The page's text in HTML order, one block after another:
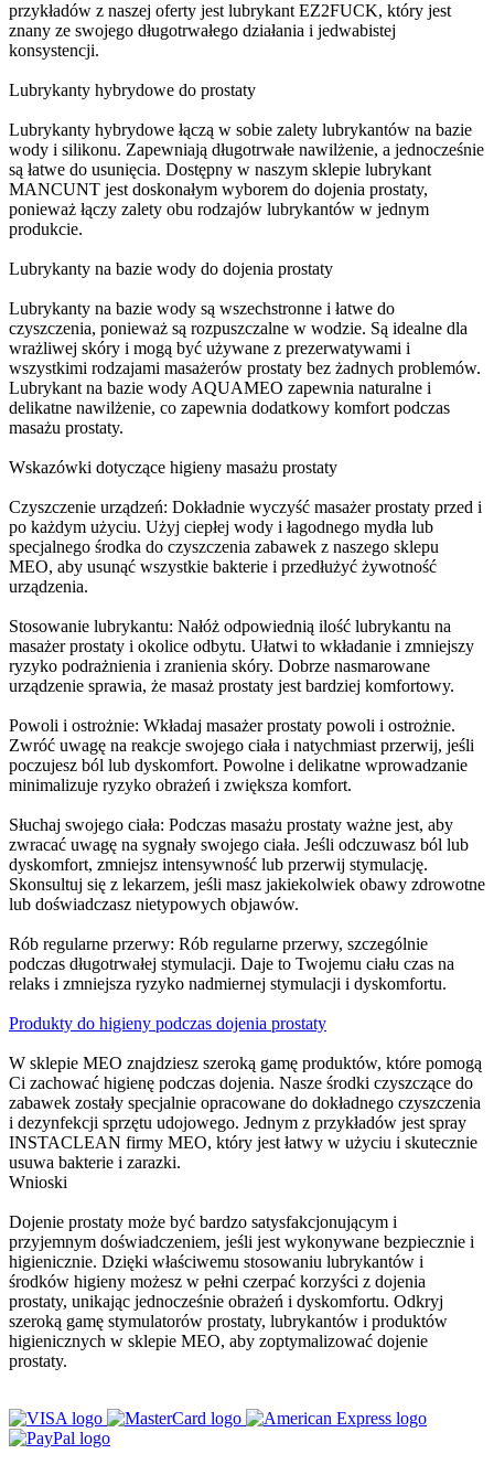
przykładów z naszej oferty jest lubrykant EZ2FUCK, który jest
znany ze swojego długotrwałego działania i jedwabistej
konsystencji.
Lubrykanty hybrydowe do prostaty
Lubrykanty hybrydowe łączą w sobie zalety lubrykantów na bazie
wody i silikonu. Zapewniają długotrwałe nawilżenie, a jednocześnie
są łatwe do usunięcia. Dostępny w naszym sklepie lubrykant
MANCUNT jest doskonałym wyborem do dojenia prostaty,
ponieważ łączy zalety obu rodzajów lubrykantów w jednym
produkcie.
Lubrykanty na bazie wody do dojenia prostaty
Lubrykanty na bazie wody są wszechstronne i łatwe do
czyszczenia, ponieważ są rozpuszczalne w wodzie. Są idealne dla
wrażliwej skóry i mogą być używane z prezerwatywami i
wszystkimi rodzajami masażerów prostaty bez żadnych problemów.
Lubrykant na bazie wody AQUAMEO zapewnia naturalne i
delikatne nawilżenie, co zapewnia dodatkowy komfort podczas
masażu prostaty.
Wskazówki dotyczące higieny masażu prostaty
Czyszczenie urządzeń: Dokładnie wyczyść masażer prostaty przed i
po każdym użyciu. Użyj ciepłej wody i łagodnego mydła lub
specjalnego środka do czyszczenia zabawek z naszego sklepu
MEO, aby usunąć wszystkie bakterie i przedłużyć żywotność
urządzenia.
Stosowanie lubrykantu: Nałóż odpowiednią ilość lubrykantu na
masażer prostaty i okolice odbytu. Ułatwi to wkładanie i zmniejszy
ryzyko podrażnienia i zranienia skóry. Dobrze nasmarowane
urządzenie sprawia, że masaż prostaty jest bardziej komfortowy.
Powoli i ostrożnie: Wkładaj masażer prostaty powoli i ostrożnie.
Zwróć uwagę na reakcje swojego ciała i natychmiast przerwij, jeśli
poczujesz ból lub dyskomfort. Powolne i delikatne wprowadzanie
minimalizuje ryzyko obrażeń i zwiększa komfort.
Słuchaj swojego ciała: Podczas masażu prostaty ważne jest, aby
zwracać uwagę na sygnały swojego ciała. Jeśli odczuwasz ból lub
dyskomfort, zmniejsz intensywność lub przerwij stymulację.
Skonsultuj się z lekarzem, jeśli masz jakiekolwiek obawy zdrowotne
lub doświadczasz nietypowych objawów.
Rób regularne przerwy: Rób regularne przerwy, szczególnie
podczas długotrwałej stymulacji. Daje to Twojemu ciału czas na
relaks i zmniejsza ryzyko nadmiernej stymulacji i dyskomfortu.
Produkty do higieny podczas dojenia prostaty
W sklepie MEO znajdziesz szeroką gamę produktów, które pomogą
Ci zachować higienę podczas dojenia. Nasze środki czyszczące do
zabawek zostały specjalnie opracowane do dokładnego czyszczenia
i dezynfekcji sprzętu udojowego. Jednym z przykładów jest spray
INSTACLEAN firmy MEO, który jest łatwy w użyciu i skutecznie
usuwa bakterie i zarazki.
Wnioski
Dojenie prostaty może być bardzo satysfakcjonującym i
przyjemnym doświadczeniem, jeśli jest wykonywane bezpiecznie i
higienicznie. Dzięki właściwemu stosowaniu lubrykantów i
środków higieny możesz w pełni czerpać korzyści z dojenia
prostaty, unikając jednocześnie obrażeń i dyskomfortu. Odkryj
szeroką gamę stymulatorów prostaty, lubrykantów i produktów
higienicznych w sklepie MEO, aby zoptymalizować dojenie
prostaty.